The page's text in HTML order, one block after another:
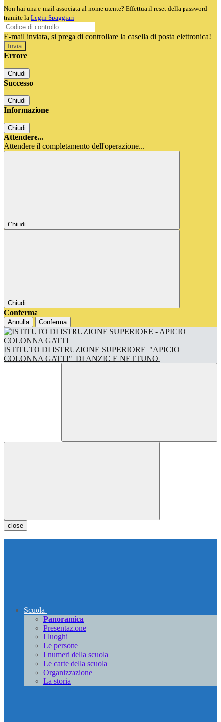
Non hai una e-mail associata al nome utente? Effettua il reset della password
tramite la Login Spaggiari
E-mail inviata, si prega di controllare la casella di posta elettronica!
Errore
Chiudi
Successo
Chiudi
Informazione
Chiudi
Attendere...
Attendere il completamento dell'operazione...
Chiudi
Chiudi
Conferma
Annulla Conferma
ISTITUTO DI ISTRUZIONE SUPERIORE "APICIO
COLONNA GATTI" DI ANZIO E NETTUNO
close
Scuola
Panoramica
Presentazione
I luoghi
Le persone
I numeri della scuola
Le carte della scuola
Organizzazione
La storia